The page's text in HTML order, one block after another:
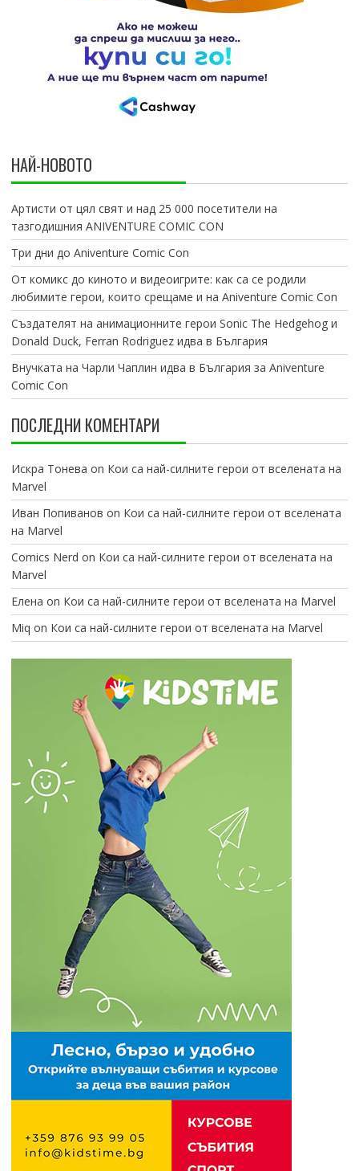
НАЙ-НОВОТО
Артисти от цял свят и над 25 000 посетители на
тазгодишния ANIVENTURE COMIC CON
Три дни до Aniventure Comic Con
От комикс до киното и видеоигрите: как са се родили
любимите герои, които срещаме и на Aniventure Comic Con
Създателят на анимационните герои Sonic The Hedgehog и
Donald Duck, Ferran Rodriguez идва в България
Внучката на Чарли Чаплин идва в България за Aniventure
Comic Con
ПОСЛЕДНИ КОМЕНТАРИ
Искра Тонева on Кои са най-силните герои от вселената на
Marvel
Иван Попиванов on Кои са най-силните герои от вселената
на Marvel
Comics Nerd on Кои са най-силните герои от вселената на
Marvel
Елена on Кои са най-силните герои от вселената на Marvel
Miq on Кои са най-силните герои от вселената на Marvel